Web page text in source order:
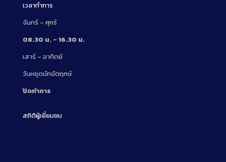
เวลาทำการ
จันทร์ – ศุกร์
08.30 น. – 16.30 น.
เสาร์ – อาทิตย์
วันหยุดนักขัตฤกษ์
ปิดทำการ
สถิติผู้เยี่ยมชม